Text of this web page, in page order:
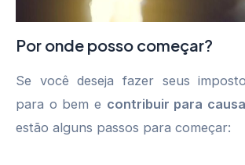
Por onde posso começar?
Se você deseja fazer seus
para o bem e contribuir para
estão alguns passos para começar: